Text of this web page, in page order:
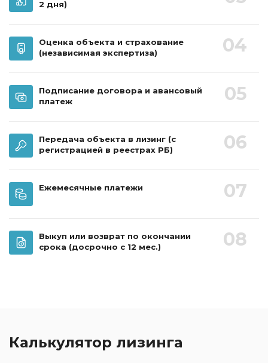
2 дня)
04
Оценка объекта и страхование
(независимая экспертиза)
05
Подписание договора и авансовый
платеж
06
Передача объекта в лизинг (с
регистрацией в реестрах РБ)
07
Ежемесячные платежи
08
Выкуп или возврат по окончании
срока (досрочно с 12 мес.)
Калькулятор лизинга